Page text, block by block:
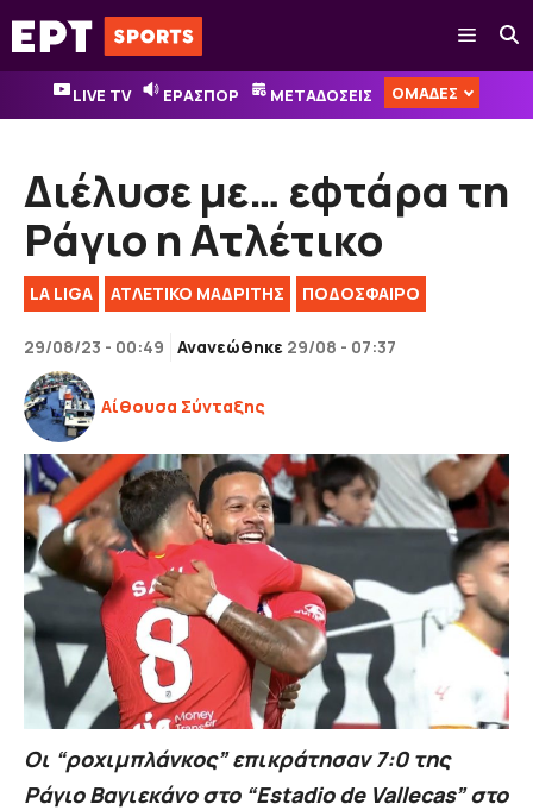
Μετάβαση
σε
περιεχόμενο
Μενού
LIVE TV ΕΡΑΣΠΟΡ ΜΕΤΑΔΟΣΕΙΣ ΟΜΑΔΕΣ
Διέλυσε με… εφτάρα τη
Ράγιο η Ατλέτικο
LA LIGA ΑΤΛΕΤΙΚΟ ΜΑΔΡΙΤΗΣ ΠΟΔΟΣΦΑΙΡΟ
29/08/23 - 00:49 Ανανεώθηκε 29/08 - 07:37
Αίθουσα Σύνταξης
Oι “ροχιμπλάνκος” επικράτησαν 7:0 της
Ράγιο Βαγιεκάνο στο “Estadio de Vallecas” στο